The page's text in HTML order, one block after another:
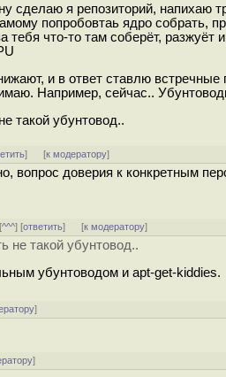
сделаю я репозиторий, напихаю
попробовтаь ядро
тебя что-то там соберёт,
и в ответ ставлю
Например, сейчас..
такой убунтовод..
] [к модератору]
вопрос доверия к конкретным
^^^] [ответить] [к модератору]
не такой убунтовод..
убунтоводом и apt-get-kiddies.
]
]